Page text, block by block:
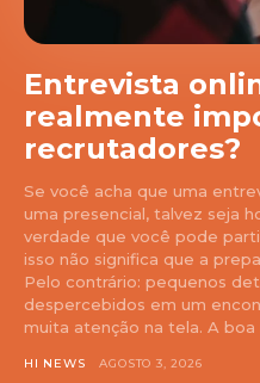
Entrevista
realmente
recrutadores?
Se você acha que uma
uma presencial, talvez seja
verdade que você pode
isso não significa que a
Pelo contrário: pequenos
despercebidos em um
muita atenção na tela. A
HI NEWS AGOSTO 3, 2026